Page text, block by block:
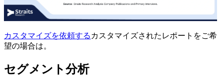
カスタマイズを依頼する カスタマイズされたレポートをご希
望の場合は。
セグメント分析